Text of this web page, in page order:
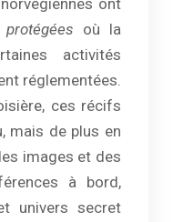
ont
où la
activités
réglementées.
ces récifs
mais de plus en
images et des
à bord,
univers secret